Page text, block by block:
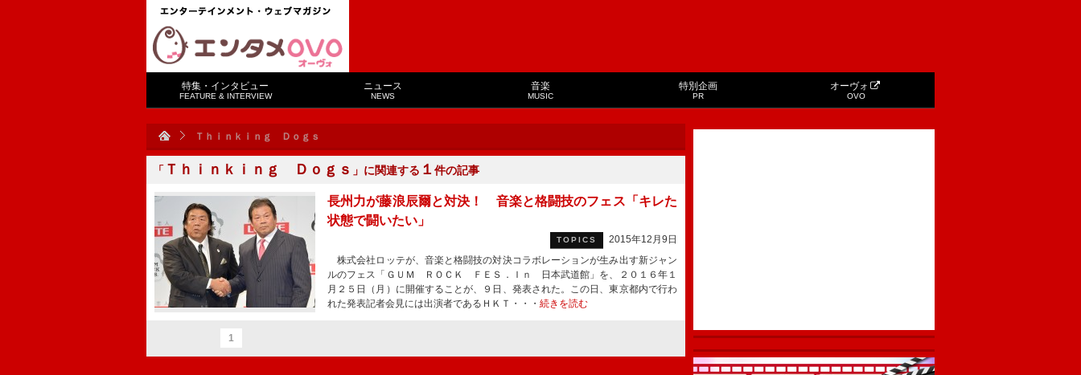
特集・インタビュー
FEATURE & INTERVIEW
ニュース
NEWS
音楽
MUSIC
特別企画
PR
オーヴォ
OVO
Ｔｈｉｎｋｉｎｇ Ｄｏｇｓ
「 Ｔｈｉｎｋｉｎｇ Ｄｏｇｓ 」に関連する １ 件の記事
長州力が藤浪辰爾と対決！ 音楽と格闘技のフェス「キレた
状態で闘いたい」
TOPICS
2015年12月9日
株式会社ロッテが、音楽と格闘技の対決コラボレーションが生み出す新ジャン
ルのフェス「ＧＵＭ ＲＯＣＫ ＦＥＳ．Ｉｎ 日本武道館」を、２０１６年１
月２５日（月）に開催することが、９日、発表された。この日、東京都内で行わ
れた発表記者会見には出演者であるＨＫＴ・・・ 続きを読む
1